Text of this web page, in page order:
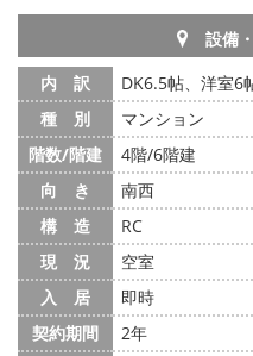
設備
内 訳
DK6.5帖、洋室6
種 別
マンション
階数/階建
4階/6階建
向 き
南西
構 造
RC
現 況
空室
入 居
即時
契約期間
2年